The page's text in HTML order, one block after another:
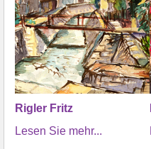
Rigler Fritz
Lesen Sie mehr...